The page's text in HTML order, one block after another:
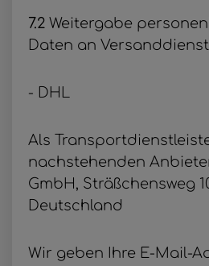
7.2 Weitergabe
Daten an
- DHL
Als
nachstehenden
GmbH, Sträßchensweg
Deutschland
Wir geben Ihre E-Mail-